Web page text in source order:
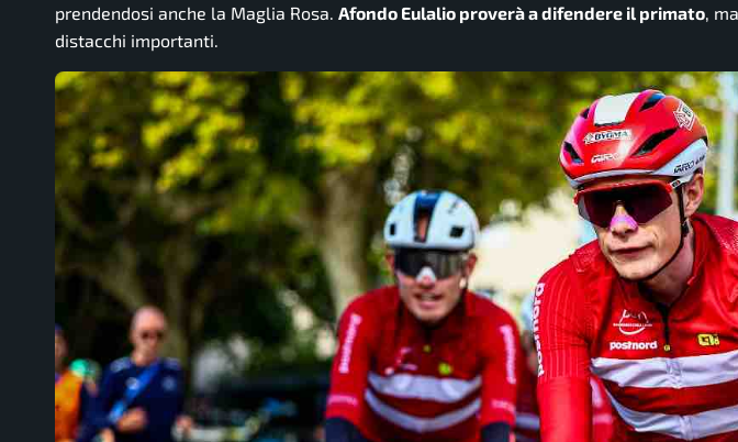
prendendosi anche la Maglia Rosa. Afondo Eulalio proverà a difendere il primato,
distacchi importanti.